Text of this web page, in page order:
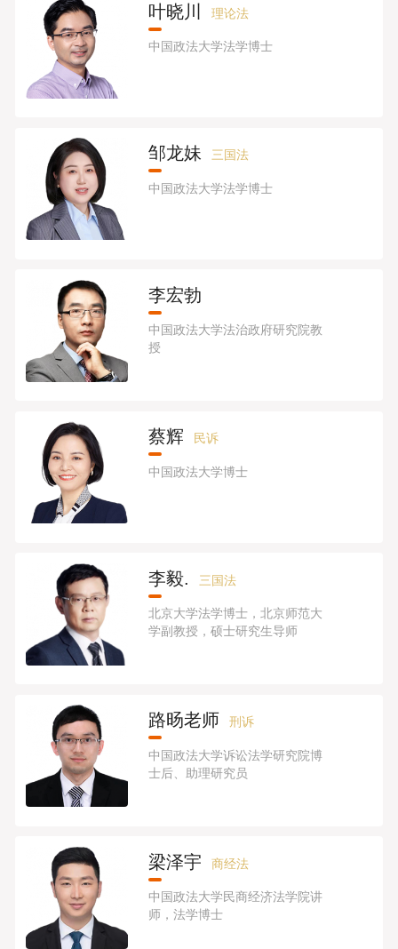
叶晓川 理论法
中国政法大学法学博士
邹龙妹 三国法
中国政法大学法学博士
李宏勃
中国政法大学法治政府研究院教
授
蔡辉 民诉
中国政法大学博士
李毅. 三国法
北京大学法学博士，北京师范大
学副教授，硕士研究生导师
路旸老师 刑诉
中国政法大学诉讼法学研究院博
士后、助理研究员
梁泽宇 商经法
中国政法大学民商经济法学院讲
师，法学博士